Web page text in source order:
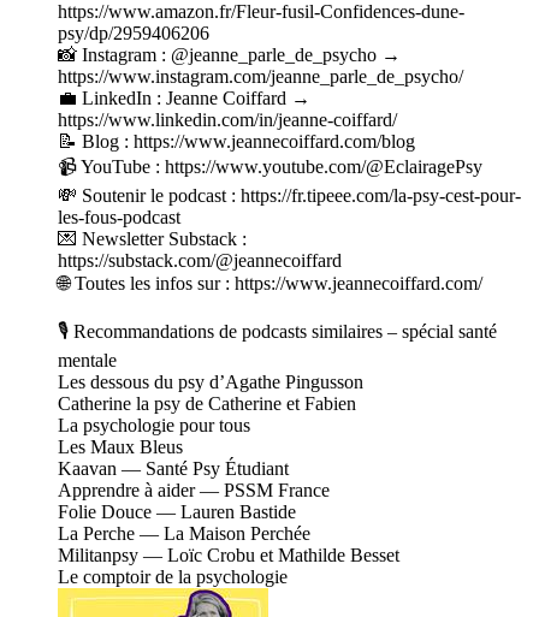
https://www.amazon.fr/Fleur-fusil-Confidences-dune-
psy/dp/2959406206
📸 Instagram : @jeanne_parle_de_psycho →
https://www.instagram.com/jeanne_parle_de_psycho/
💼 LinkedIn : Jeanne Coiffard →
https://www.linkedin.com/in/jeanne-coiffard/
📝 Blog : https://www.jeannecoiffard.com/blog
📹 YouTube : https://www.youtube.com/@EclairagePsy
💸 Soutenir le podcast : https://fr.tipeee.com/la-psy-cest-pour-
les-fous-podcast
💌 Newsletter Substack :
https://substack.com/@jeannecoiffard
🌐 Toutes les infos sur : https://www.jeannecoiffard.com/
🎙 Recommandations de podcasts similaires – spécial santé
mentale
Les dessous du psy d’Agathe Pingusson
Catherine la psy de Catherine et Fabien
La psychologie pour tous
Les Maux Bleus
Kaavan — Santé Psy Étudiant
Apprendre à aider — PSSM France
Folie Douce — Lauren Bastide
La Perche — La Maison Perchée
Militanpsy — Loïc Crobu et Mathilde Besset
Le comptoir de la psychologie